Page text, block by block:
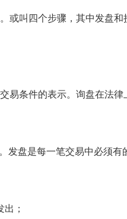
叫四个步骤，其中发盘和
条件的表示。询盘在法律
盘是每一笔交易中必须有
；